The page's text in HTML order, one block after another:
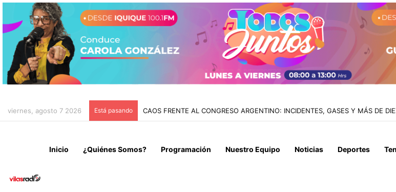
viernes, agosto 7 2026 Está pasando CHILE Y VENEZUELA OFICIALIZAN EL REINICIO DE RELACIONES
Inicio ¿Quiénes Somos? Programación Nuestro Equipo Noticias Deportes